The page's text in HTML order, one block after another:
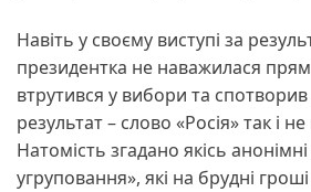
Навіть у своєму виступі за
президентка не наважилася
втрутився у вибори та спотворив
результат – слово «Росія» так і
Натомість згадано якісь
угруповання», які на брудні